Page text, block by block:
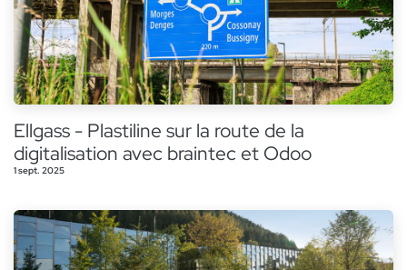
Ellgass - Plastiline sur la route de la
digitalisation avec braintec et Odoo
1 sept. 2025